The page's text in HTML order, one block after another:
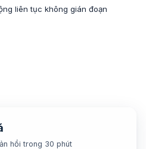
liên tục không gián đoạn
hồi trong 30 phút